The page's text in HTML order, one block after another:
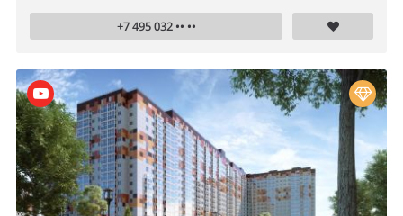
+7 495 032 •• ••